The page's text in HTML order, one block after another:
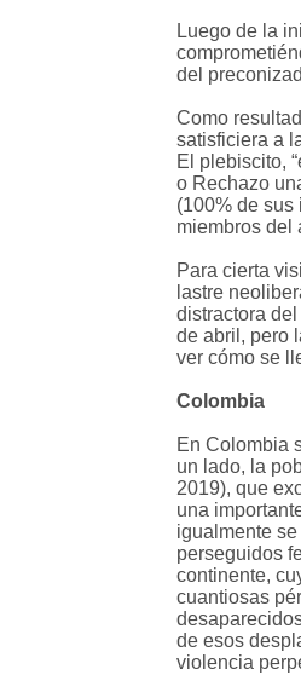
Luego de la
del
Como
satisficiera a
El plebiscito,
o Rechazo
(100% de
miembros del
Para cierta
lastre
distractora
de abril, pero
ver cómo se
Colombia
En Colombia
un lado, la
2019), que
una
igualmente
perseguidos
continente,
cuantiosas
de esos
violencia